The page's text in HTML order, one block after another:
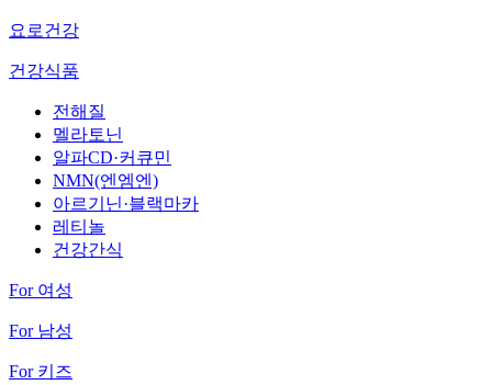
요로건강
건강식품
전해질
멜라토닌
알파CD·커큐민
NMN(엔엠엔)
아르기닌·블랙마카
레티놀
건강간식
For 여성
For 남성
For 키즈